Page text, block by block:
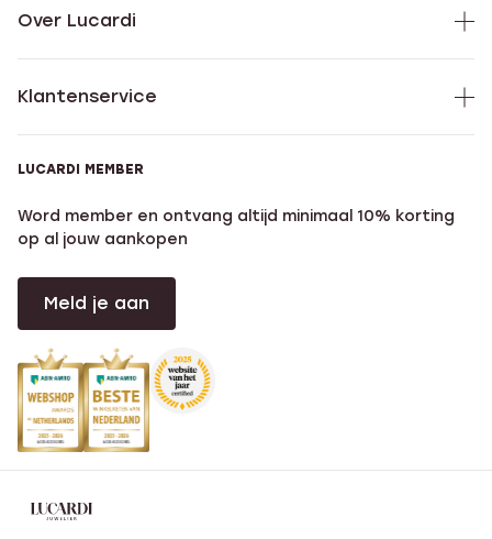
Over Lucardi
Klantenservice
LUCARDI MEMBER
Word member en ontvang altijd minimaal 10% korting
op al jouw aankopen
Meld je aan